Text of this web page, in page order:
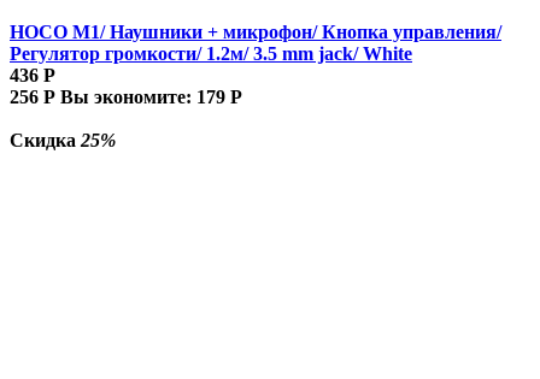
HOCO M1/ Наушники + микрофон/ Кнопка управления/
Регулятор громкости/ 1.2м/ 3.5 mm jack/ White
436 Р
256 Р Вы экономите: 179 Р
Скидка 25%